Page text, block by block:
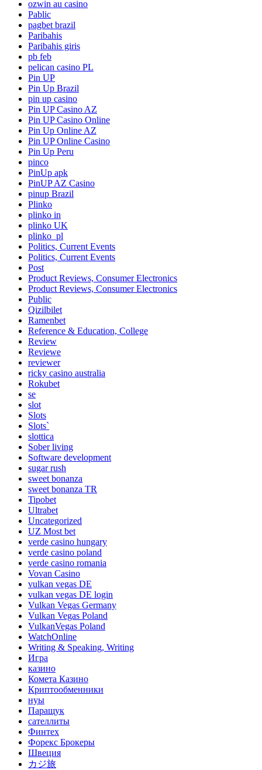
ozwin au casino
Pablic
pagbet brazil
Paribahis
Paribahis giris
pb feb
pelican casino PL
Pin UP
Pin Up Brazil
pin up casino
Pin UP Casino AZ
Pin UP Casino Online
Pin Up Online AZ
Pin UP Online Casino
Pin Up Peru
pinco
PinUp apk
PinUP AZ Casino
pinup Brazil
Plinko
plinko in
plinko UK
plinko_pl
Politics, Current Events
Politics, Current Events
Post
Product Reviews, Consumer Electronics
Product Reviews, Consumer Electronics
Public
Qizilbilet
Ramenbet
Reference & Education, College
Review
Reviewe
reviewer
ricky casino australia
Rokubet
se
slot
Slots
Slots`
slottica
Sober living
Software development
sugar rush
sweet bonanza
sweet bonanza TR
Tipobet
Ultrabet
Uncategorized
UZ Most bet
verde casino hungary
verde casino poland
verde casino romania
Vovan Casino
vulkan vegas DE
vulkan vegas DE login
Vulkan Vegas Germany
Vulkan Vegas Poland
VulkanVegas Poland
WatchOnline
Writing & Speaking, Writing
Игра
казино
Комета Казино
Криптообменники
нуы
Паращук
сателлиты
Финтех
Форекс Брокеры
Швеция
カジ旅